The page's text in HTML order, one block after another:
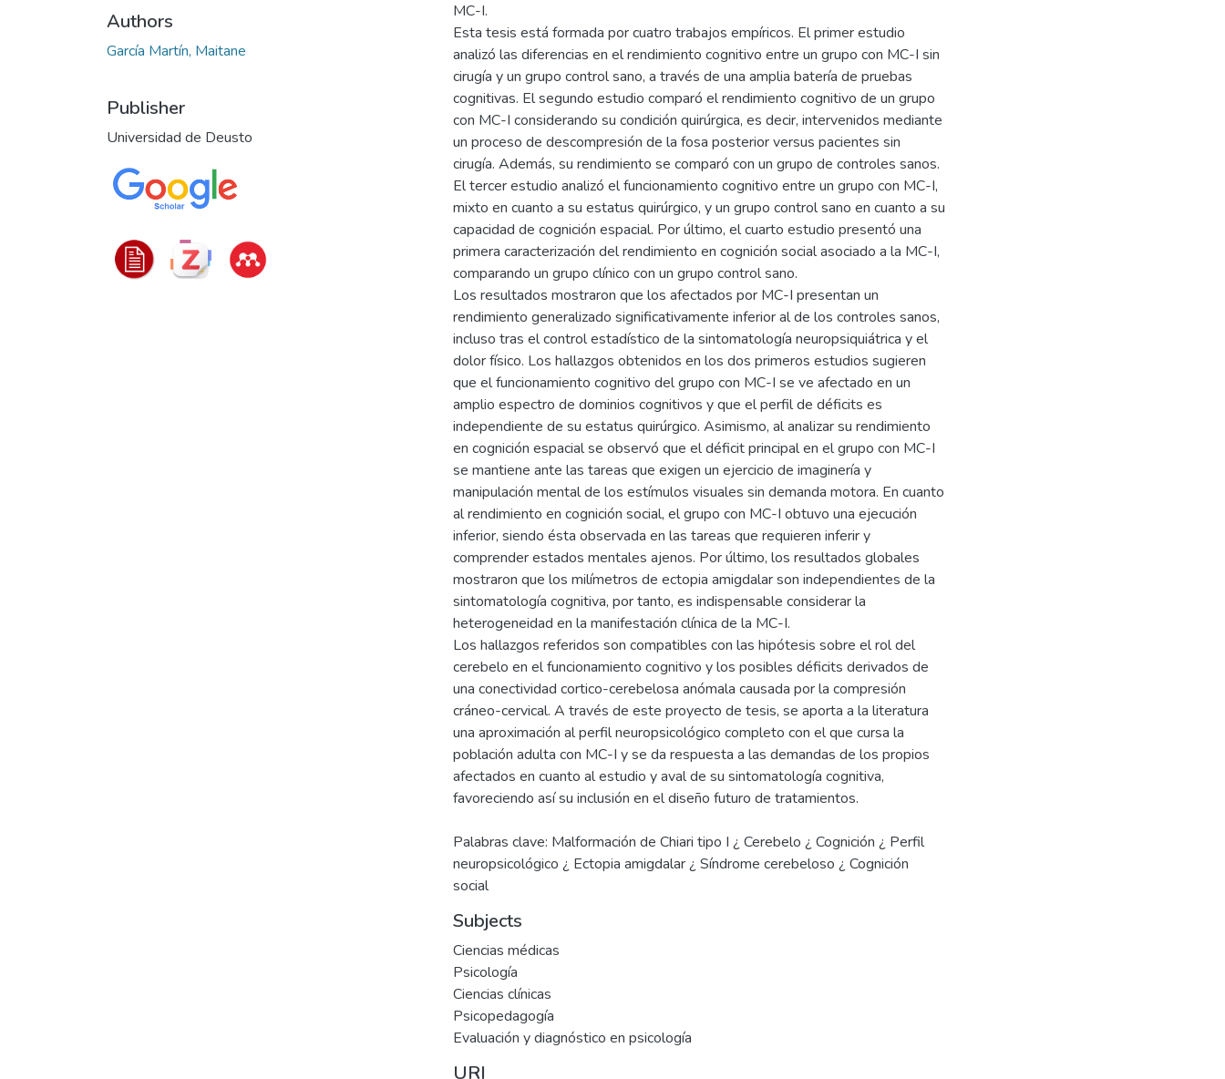
Authors
García Martín, Maitane
Publisher
Universidad de Deusto
MC-I.
Esta tesis está formada por cuatro trabajos empíricos. El primer estudio
analizó las diferencias en el rendimiento cognitivo entre un grupo con MC-I sin
cirugía y un grupo control sano, a través de una amplia batería de pruebas
cognitivas. El segundo estudio comparó el rendimiento cognitivo de un grupo
con MC-I considerando su condición quirúrgica, es decir, intervenidos mediante
un proceso de descompresión de la fosa posterior versus pacientes sin
cirugía. Además, su rendimiento se comparó con un grupo de controles sanos.
El tercer estudio analizó el funcionamiento cognitivo entre un grupo con MC-I,
mixto en cuanto a su estatus quirúrgico, y un grupo control sano en cuanto a su
capacidad de cognición espacial. Por último, el cuarto estudio presentó una
primera caracterización del rendimiento en cognición social asociado a la MC-I,
comparando un grupo clínico con un grupo control sano.
Los resultados mostraron que los afectados por MC-I presentan un
rendimiento generalizado significativamente inferior al de los controles sanos,
incluso tras el control estadístico de la sintomatología neuropsiquiátrica y el
dolor físico. Los hallazgos obtenidos en los dos primeros estudios sugieren
que el funcionamiento cognitivo del grupo con MC-I se ve afectado en un
amplio espectro de dominios cognitivos y que el perfil de déficits es
independiente de su estatus quirúrgico. Asimismo, al analizar su rendimiento
en cognición espacial se observó que el déficit principal en el grupo con MC-I
se mantiene ante las tareas que exigen un ejercicio de imaginería y
manipulación mental de los estímulos visuales sin demanda motora. En cuanto
al rendimiento en cognición social, el grupo con MC-I obtuvo una ejecución
inferior, siendo ésta observada en las tareas que requieren inferir y
comprender estados mentales ajenos. Por último, los resultados globales
mostraron que los milímetros de ectopia amigdalar son independientes de la
sintomatología cognitiva, por tanto, es indispensable considerar la
heterogeneidad en la manifestación clínica de la MC-I.
Los hallazgos referidos son compatibles con las hipótesis sobre el rol del
cerebelo en el funcionamiento cognitivo y los posibles déficits derivados de
una conectividad cortico-cerebelosa anómala causada por la compresión
cráneo-cervical. A través de este proyecto de tesis, se aporta a la literatura
una aproximación al perfil neuropsicológico completo con el que cursa la
población adulta con MC-I y se da respuesta a las demandas de los propios
afectados en cuanto al estudio y aval de su sintomatología cognitiva,
favoreciendo así su inclusión en el diseño futuro de tratamientos.
Palabras clave: Malformación de Chiari tipo I ¿ Cerebelo ¿ Cognición ¿ Perfil
neuropsicológico ¿ Ectopia amigdalar ¿ Síndrome cerebeloso ¿ Cognición
social
Subjects
Ciencias médicas
Psicología
Ciencias clínicas
Psicopedagogía
Evaluación y diagnóstico en psicología
URI